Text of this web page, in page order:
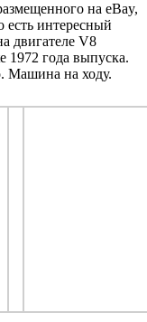
на eBay,
есть интересный
двигателе V8
1972 года выпуска.
Машина на ходу.